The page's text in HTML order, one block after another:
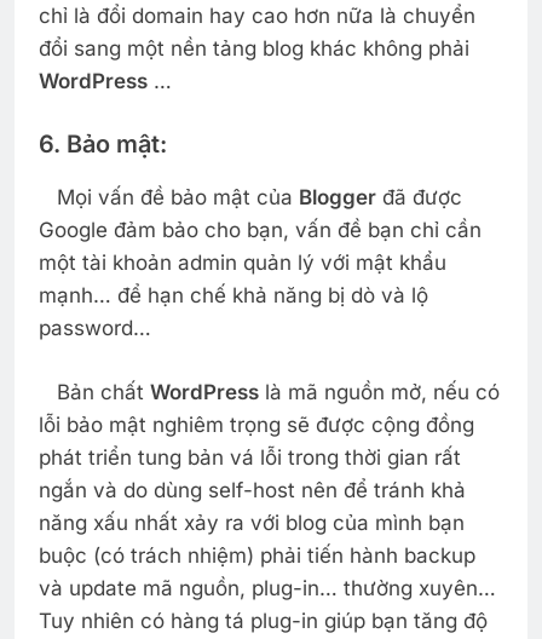
chỉ là đổi domain hay cao hơn nữa là chuyển
đổi sang một nền tảng blog khác không phải
WordPress …
6. Bảo mật:
Mọi vấn đề bảo mật của Blogger đã được
Google đảm bảo cho bạn, vấn đề bạn chỉ cần
một tài khoản admin quản lý với mật khẩu
mạnh… để hạn chế khả năng bị dò và lộ
password…
Bản chất WordPress là mã nguồn mở, nếu có
lỗi bảo mật nghiêm trọng sẽ được cộng đồng
phát triển tung bản vá lỗi trong thời gian rất
ngắn và do dùng self-host nên để tránh khả
năng xấu nhất xảy ra với blog của mình bạn
buộc (có trách nhiệm) phải tiến hành backup
và update mã nguồn, plug-in… thường xuyên…
Tuy nhiên có hàng tá plug-in giúp bạn tăng độ